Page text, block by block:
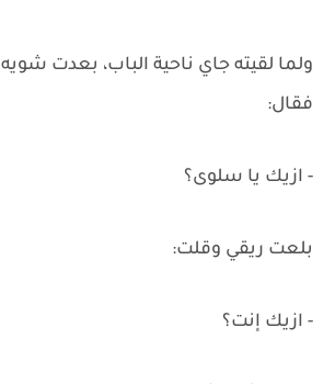
ولما لقيته جاي ناحية الباب، بعدت
فقال:
- ازيك يا سلوى؟
بلعت ريقي وقلت:
- ازيك إنت؟